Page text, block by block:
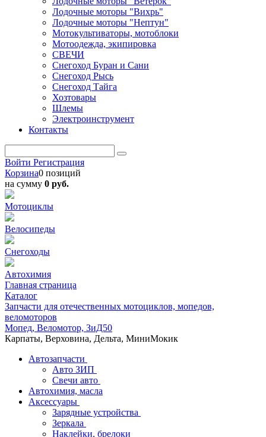
Лодочные моторы "Вихрь"
Лодочные моторы "Нептун"
Мотокультиваторы, мотоблоки
Мотоодежда, экипировка
СВЕЧИ
Снегоход Буран и Сани
Снегоход Рысь
Снегоход Тайга
Хозтовары
Шлемы
Электроинструмент
Контакты
Войти Регистрация
Корзина0 позиций
на сумму 0 руб.
Мотоциклы
Велосипеды
Снегоходы
Автохимия
Главная страница
Каталог
Запчасти для отечественных мотоциклов, мопедов,
веломоторов
Мопед, Веломотор, ЗиД50
Карпаты, Верховина, Дельта, МиниМокик
Автозапчасти
Авто ЗИП
Свечи авто
Автохимия, масла
Аксессуары
Зарядные устройства
Зеркала
Наклейки, брелоки